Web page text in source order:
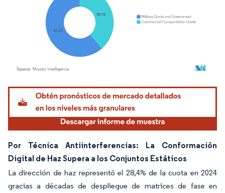
Imagen © Mordor Intelligence. El uso requiere atribución según CC BY 4.0.
Por Técnica Antiinterferencias: La Conformación
Digital de Haz Supera a los Conjuntos Estáticos
La dirección de haz representó el 28,4% de la cuota en 2024
gracias a décadas de despliegue de matrices de fase en